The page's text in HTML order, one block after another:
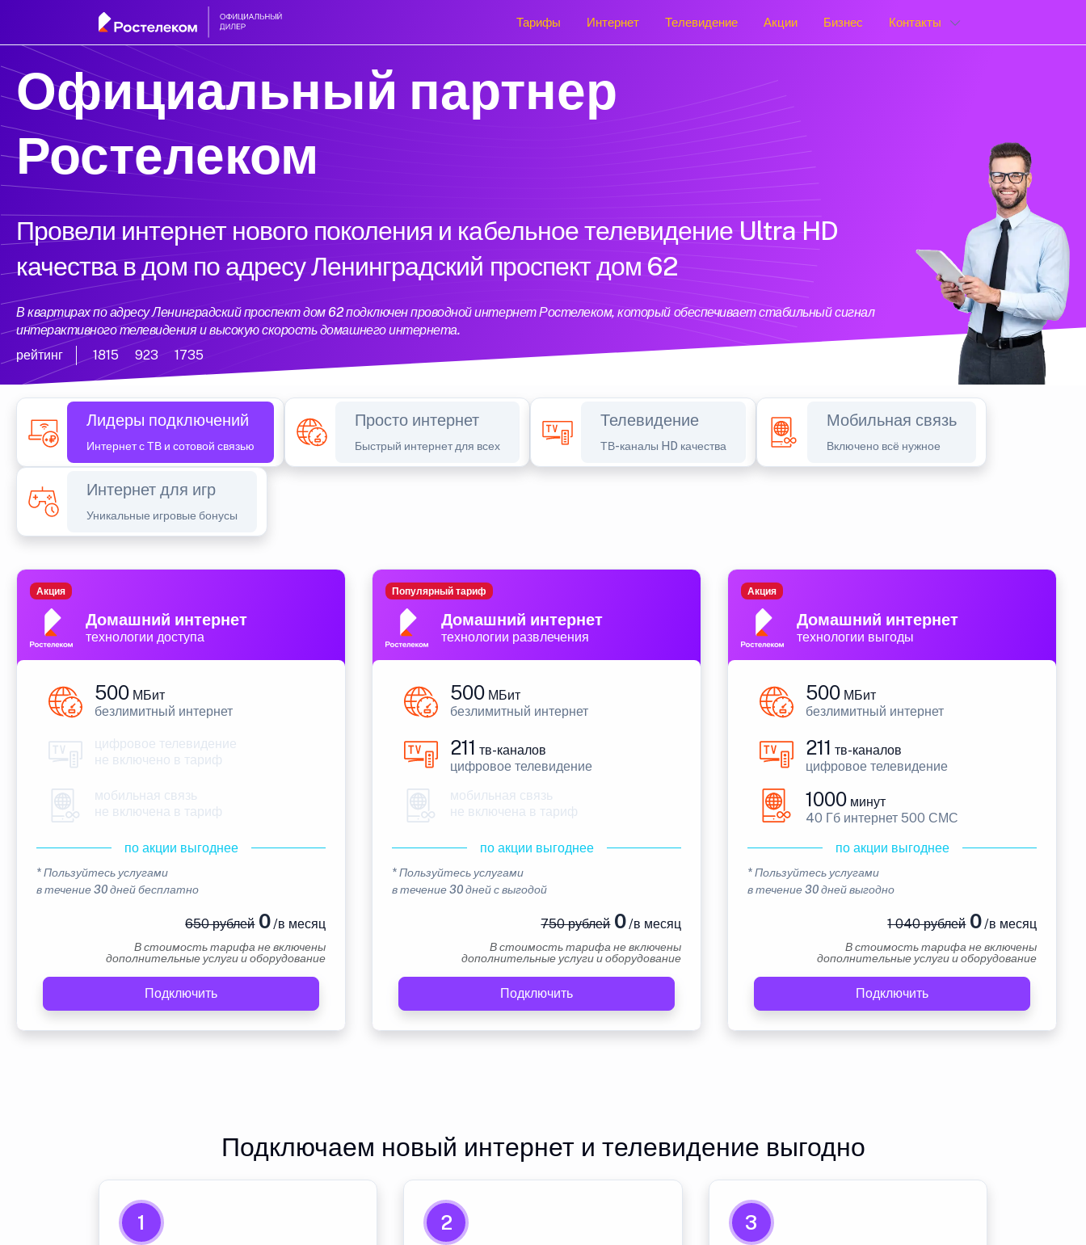
Тарифы Интернет Телевидение Акции Бизнес Контакты
Официальный партнер
Ростелеком
Провели интернет нового поколения и кабельное телевидение Ultra HD
качества в дом по адресу Ленинградский проспект дом 62
В квартирах по адресу Ленинградский проспект дом 62 подключен проводной интернет Ростелеком, который обеспечивает стабильный сигнал
интерактивного телевидения и высокую скорость домашнего интернета.
рейтинг
1815 923 1735
Лидеры подключений
Интернет с ТВ и сотовой связью
Просто интернет
Быстрый интернет для всех
Телевидение
ТВ-каналы HD качества
Мобильная связь
Включено всё нужное
Интернет для игр
Уникальные игровые бонусы
Домашний интернет
технологии доступа
Акция
500 МБит
безлимитный интернет
цифровое телевидение
не включено в тариф
мобильная связь
не включена в тариф
по акции выгоднее
* Пользуйтесь услугами
в течение 30 дней бесплатно
650 рублей0/в месяц
В стоимость тарифа не включены
дополнительные услуги и оборудование
Подключить
Домашний интернет
технологии развлечения
Популярный тариф
500 МБит
безлимитный интернет
211 тв-каналов
цифровое телевидение
мобильная связь
не включена в тариф
по акции выгоднее
* Пользуйтесь услугами
в течение 30 дней с выгодой
750 рублей0/в месяц
В стоимость тарифа не включены
дополнительные услуги и оборудование
Подключить
Домашний интернет
технологии выгоды
Акция
500 МБит
безлимитный интернет
211 тв-каналов
цифровое телевидение
1000 минут
40 Гб интернет 500 СМС
по акции выгоднее
* Пользуйтесь услугами
в течение 30 дней выгодно
1 040 рублей0/в месяц
В стоимость тарифа не включены
дополнительные услуги и оборудование
Подключить
Подключаем новый интернет и телевидение выгодно
1 2 3